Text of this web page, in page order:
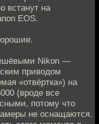
встанут на
EOS.
Nikon —
приводом
«отвёртка») на
(вроде все
потому что
не оснащаются.